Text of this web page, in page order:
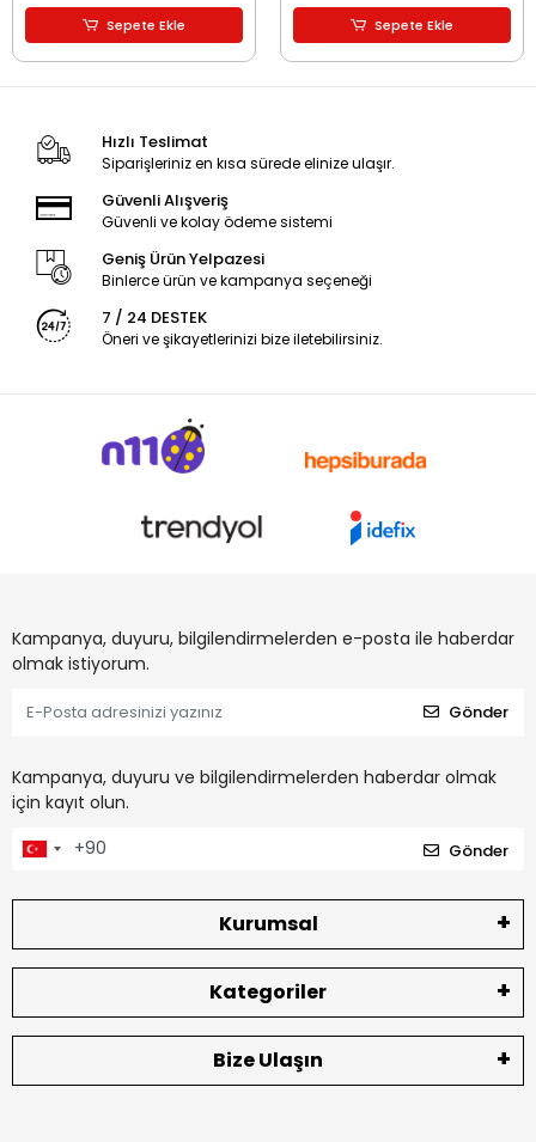
Sepete Ekle Sepete Ekle
Hızlı Teslimat
Siparişleriniz en kısa sürede elinize ulaşır.
Güvenli Alışveriş
Güvenli ve kolay ödeme sistemi
Geniş Ürün Yelpazesi
Binlerce ürün ve kampanya seçeneği
7 / 24 DESTEK
Öneri ve şikayetlerinizi bize iletebilirsiniz.
Kampanya, duyuru, bilgilendirmelerden e-posta ile haberdar
olmak istiyorum.
Gönder
Kampanya, duyuru ve bilgilendirmelerden haberdar olmak
için kayıt olun.
Gönder
Kurumsal
Kategoriler
Bize Ulaşın